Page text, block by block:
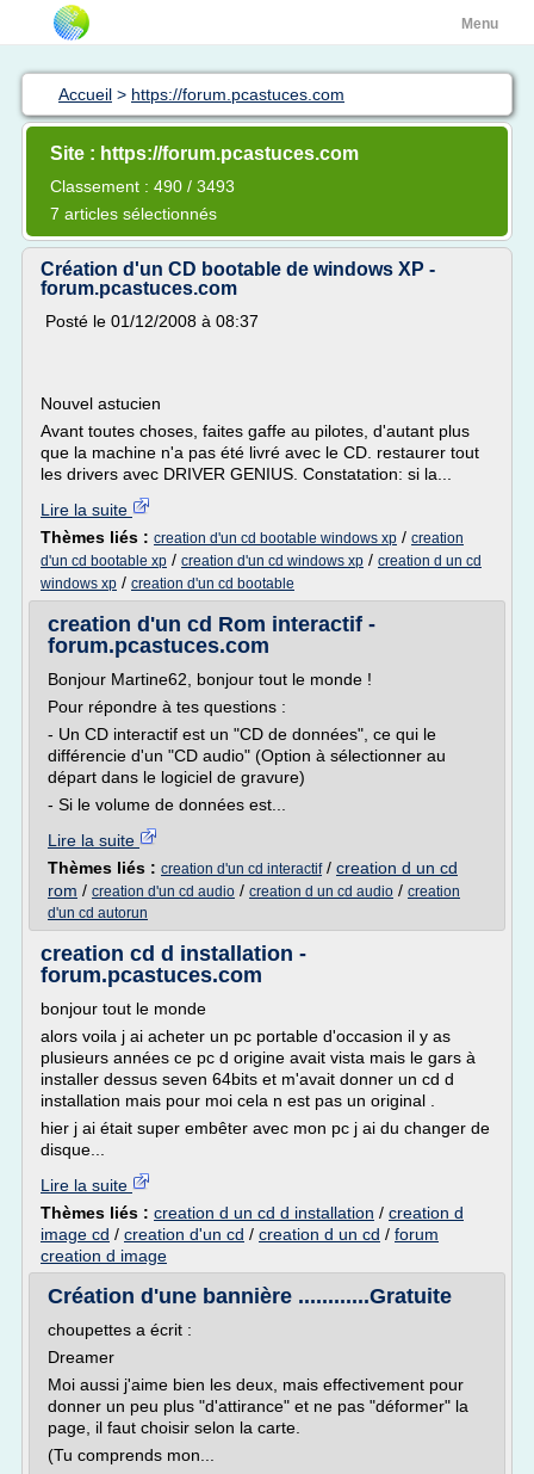
Menu
Accueil > https://forum.pcastuces.com
Site : https://forum.pcastuces.com
Classement : 490 / 3493
7 articles sélectionnés
Création d'un CD bootable de windows XP -
forum.pcastuces.com
Posté le 01/12/2008 à 08:37
Nouvel astucien
Avant toutes choses, faites gaffe au pilotes, d'autant plus
que la machine n'a pas été livré avec le CD. restaurer tout
les drivers avec DRIVER GENIUS. Constatation: si la...
Lire la suite
Thèmes liés : creation d'un cd bootable windows xp / creation
d'un cd bootable xp / creation d'un cd windows xp / creation d un cd
windows xp / creation d'un cd bootable
creation d'un cd Rom interactif -
forum.pcastuces.com
Bonjour Martine62, bonjour tout le monde !
Pour répondre à tes questions :
- Un CD interactif est un "CD de données", ce qui le
différencie d'un "CD audio" (Option à sélectionner au
départ dans le logiciel de gravure)
- Si le volume de données est...
Lire la suite
Thèmes liés : creation d'un cd interactif/ creation d un cd
rom / creation d'un cd audio / creation d un cd audio / creation
d'un cd autorun
creation cd d installation -
forum.pcastuces.com
bonjour tout le monde
alors voila j ai acheter un pc portable d'occasion il y as
plusieurs années ce pc d origine avait vista mais le gars à
installer dessus seven 64bits et m'avait donner un cd d
installation mais pour moi cela n est pas un original .
hier j ai était super embêter avec mon pc j ai du changer de
disque...
Lire la suite
Thèmes liés : creation d un cd d installation / creation d
image cd / creation d'un cd / creation d un cd / forum
creation d image
Création d'une bannière ............Gratuite
choupettes a écrit :
Dreamer
Moi aussi j'aime bien les deux, mais effectivement pour
donner un peu plus "d'attirance" et ne pas "déformer" la
page, il faut choisir selon la carte.
(Tu comprends mon...